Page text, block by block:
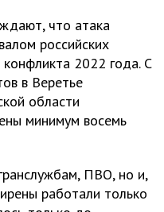
что атака
российских
2022 года. С
в Веретье
области
минимум восемь
ПВО, но и,
работали только